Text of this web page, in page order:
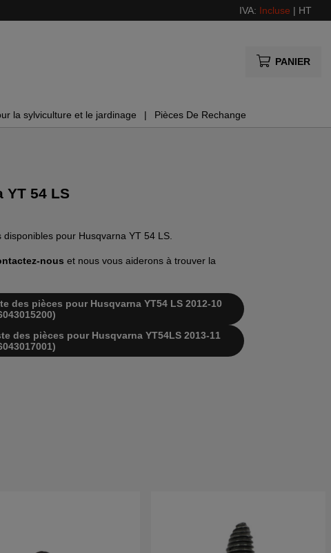
IVA: Incluse | HT
PANIER
la sylviculture et le jardinage Pièces De Rechange
YT 54 LS
pour Husqvarna YT 54 LS.
nous et nous vous aiderons à trouver la
des pièces pour Husqvarna YT54 LS 2012-10
des pièces pour Husqvarna YT54LS 2013-11